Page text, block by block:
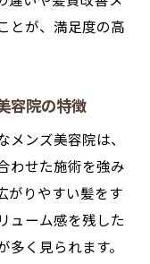
とが、満足度の高
容院の特徴
メンズ美容院は、
わせた施術を強み
がりやすい髪をす
ューム感を残した
く見られます。